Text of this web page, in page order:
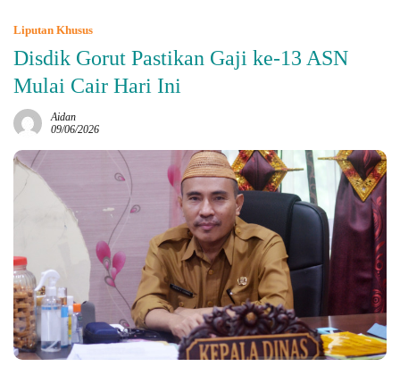
Liputan Khusus
Disdik Gorut Pastikan Gaji ke-13 ASN
Mulai Cair Hari Ini
Aidan
09/06/2026